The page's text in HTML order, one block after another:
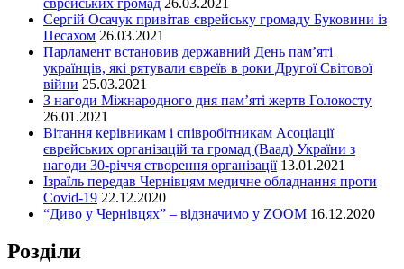
Сергій Осачук привітав єврейську громаду Буковини із
Песахом 26.03.2021
Парламент встановив державний День пам’яті
українців, які рятували євреїв в роки Другої Світової
війни 25.03.2021
З нагоди Міжнародного дня пам’яті жертв Голокосту
26.01.2021
Вітання керівникам і співробітникам Асоціації
єврейських організацій та громад (Ваад) України з
нагоди 30-річчя створення організації 13.01.2021
Ізраїль передав Чернівцям медичне обладнання проти
Covid-19 22.12.2020
“Диво у Чернівцях” – відзначимо у ZOOM 16.12.2020
Розділи